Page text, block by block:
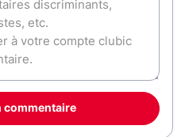
commentaire